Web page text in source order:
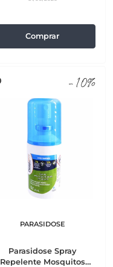
Comprar
-10%
PARASIDOSE
Parasidose Spray
Repelente Mosquitos